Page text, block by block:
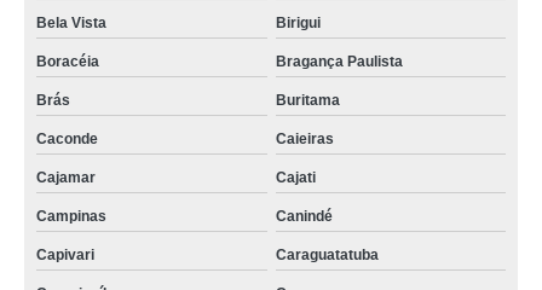
Bela Vista Birigui
Boracéia Bragança Paulista
Brás Buritama
Caconde Caieiras
Cajamar Cajati
Campinas Canindé
Capivari Caraguatatuba